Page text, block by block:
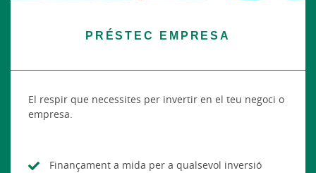
PRÉSTEC EMPRESA
El respir que necessites per invertir en el teu negoci o
empresa.
Finançament a mida per a qualsevol inversió